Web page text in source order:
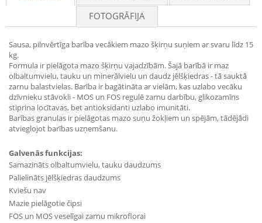
FOTOGRĀFIJA
Sausa, pilnvērtīga barība vecākiem mazo šķirņu suņiem ar svaru līdz 15
kg.
Formula ir pielāgota mazo šķirņu vajadzībām. Šajā barībā ir maz
olbaltumvielu, tauku un minerālvielu un daudz jēlšķiedras - tā sauktā
zarnu balastvielas. Barība ir bagātināta ar vielām, kas uzlabo vecāku
dzīvnieku stāvokli - MOS un FOS regulē zarnu darbību, glikozamīns
stiprina locītavas, bet antioksidanti uzlabo imunitāti.
Barības granulas ir pielāgotas mazo suņu žokļiem un spējām, tādējādi
atvieglojot barības uzņemšanu.
Galvenās funkcijas:
Samazināts olbaltumvielu, tauku daudzums
Palielināts jēlšķiedras daudzums
Kviešu nav
Mazie pielāgotie čipsi
FOS un MOS veselīgai zarnu mikroflorai